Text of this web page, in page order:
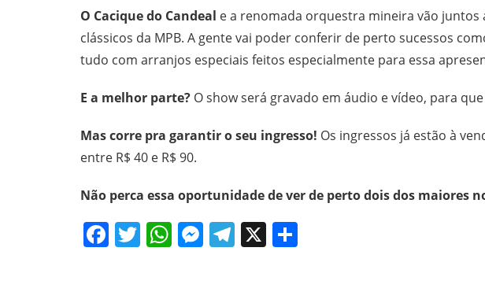
O Cacique do Candeal e a renomada orquestra mineira vão
clássicos da MPB. A gente vai poder conferir de perto sucessos
tudo com arranjos especiais feitos especialmente para essa
E a melhor parte? O show será gravado em áudio e vídeo, para
Mas corre pra garantir o seu ingresso! Os ingressos já estão à
entre R$ 40 e R$ 90.
Não perca essa oportunidade de ver de perto dois dos maiores
Facebook
Twitter
WhatsApp
Messenger
Telegram
X